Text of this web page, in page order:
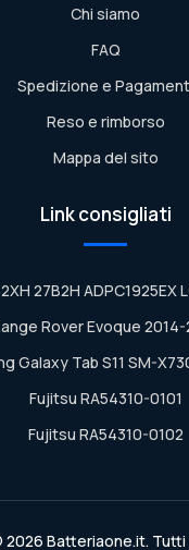
Chi siamo
FAQ
Spedizione e
Reso e rimborso
Mappa del sito
Link consigliati
27B2H ADPC1925EX
Rover Evoque 2014-
Galaxy Tab S11 SM-
Fujitsu RA54310-0101
Fujitsu RA54310-0102
Batteriaone.it. Tutti